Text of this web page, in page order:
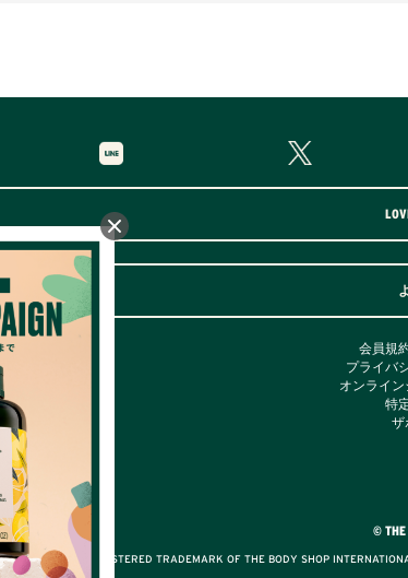
会員規
プライバ
オンライ
特
ザ
© THE
® A REGISTERED TRADEMARK OF THE BODY SHOP